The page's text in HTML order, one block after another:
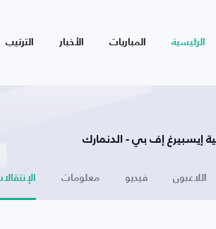
الرئيسية المباريات الأخبار الترتيب
إيسبيرغ إف بي - الدنمارك
اللاعبون فيديو معلومات